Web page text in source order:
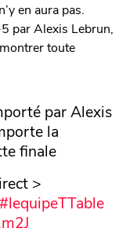
en aura pas.
par Alexis Lebrun,
toute
par Alexis
la
finale
>
#lequipeTTable